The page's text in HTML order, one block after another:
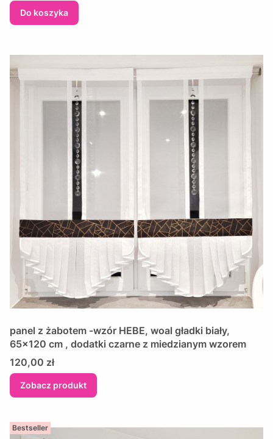
Do koszyka
panel z żabotem -wzór HEBE, woal gładki biały,
65x120 cm , dodatki czarne z miedzianym wzorem
Cena
120,00 zł
Zobacz produkt
Bestseller